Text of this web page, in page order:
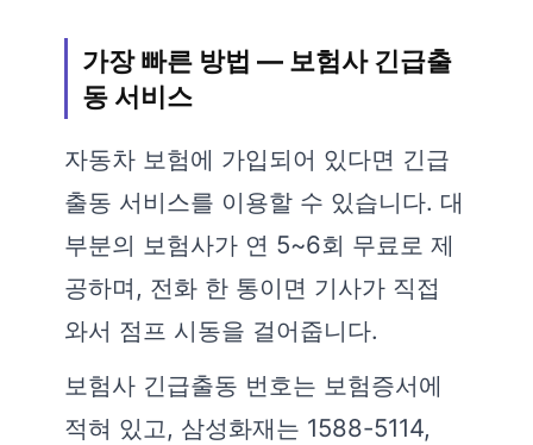
가장 빠른 방법 — 보험사 긴급출
동 서비스
자동차 보험에 가입되어 있다면 긴급
출동 서비스를 이용할 수 있습니다. 대
부분의 보험사가 연 5~6회 무료로 제
공하며, 전화 한 통이면 기사가 직접
와서 점프 시동을 걸어줍니다.
보험사 긴급출동 번호는 보험증서에
적혀 있고, 삼성화재는 1588-5114,